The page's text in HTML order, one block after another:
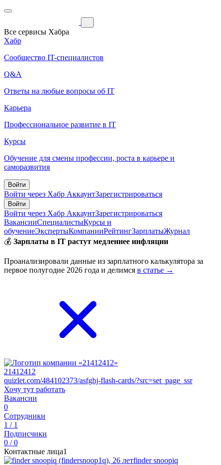
Все сервисы Хабра
Хабр
Сообщество IT-специалистов
Q&A
Ответы на любые вопросы об IT
Карьера
Профессиональное развитие в IT
Курсы
Обучение для смены профессии, роста в карьере и
саморазвития
Войти
Войти через Хабр АккаунтЗарегистрироваться
Войти
Войти через Хабр АккаунтЗарегистрироваться
ВакансииСпециалистыКурсы и
обучениеЭкспертыКомпанииРейтингЗарплатыЖурнал
💰 Зарплаты в IT растут медленнее инфляции
Проанализировали данные из зарплатного калькулятора за
первое полугодие 2026 года и делимся в статье →
21412412
quizlet.com/484102373/asfghj-flash-cards/?src=set_page_ssr
Хочу тут работать
Вакансии
0
Сотрудники
1 / 1
Подписчики
0 / 0
Контактные лица1
finder snoopiq